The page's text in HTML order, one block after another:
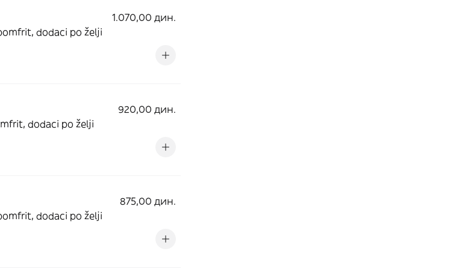
1.070,00 дин.
dodaci po želji
920,00 дин.
dodaci po želji
875,00 дин.
dodaci po želji